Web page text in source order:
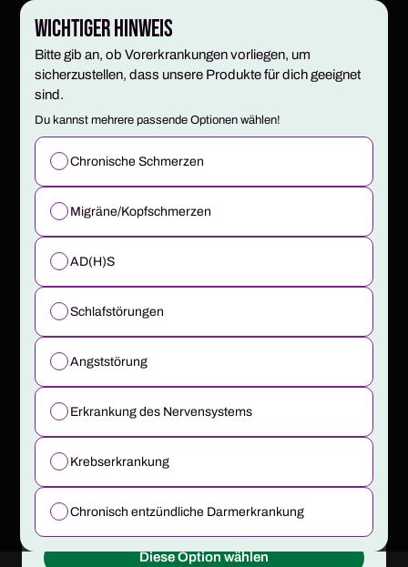
Wichtiger Hinweis
Bitte gib an, ob Vorerkrankungen vorliegen, um
sicherzustellen, dass unsere Produkte für dich geeignet
sind.
Du kannst mehrere passende Optionen wählen!
Chronische Schmerzen
Migräne/Kopfschmerzen
AD(H)S
Schlafstörungen
Angststörung
Erkrankung des Nervensystems
Krebserkrankung
Chronisch entzündliche Darmerkrankung
1.
Apotheken
auswählen
Blüten
auswählen
Fragebogen Daten prüfen Zahlung
Wohin soll das Rezept?
Wähle deine Apotheke. Ob Versand oder Abholung
entscheidest du bequem später im Checkout.
Partner-ApothekenEMPFOHLEN
Live-Bestand, feste Preise, schnelle Bearbeitung –
Versand und Abholung möglich.
Blüten in 24–48 h per Versand
Oder Abholung in ausgewählten Städten
Diese Option wählen